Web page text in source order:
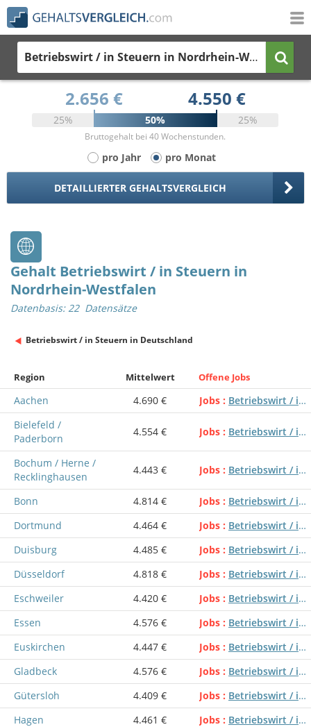
Betriebswirt / in Steuern in Nordrhein-Westfalen
2.656 € 4.550 €
25% 50% 25%
Bruttogehalt bei 40 Wochenstunden.
pro Jahr pro Monat
DETAILLIERTER GEHALTSVERGLEICH
Gehalt Betriebswirt / in Steuern in
Nordrhein-Westfalen
Datenbasis: 22 Datensätze
Betriebswirt / in Steuern in Deutschland
Region Mittelwert Offene Jobs
Aachen 4.690 € Jobs
Betriebswirt / in Steuern
Bielefeld /
Paderborn
4.554 € Jobs Betriebswirt / in Steuern
Bochum / Herne /
Recklinghausen
4.443 € Jobs Betriebswirt / in Steuern
Bonn 4.814 € Jobs
Betriebswirt / in Steuern
Dortmund
4.464 € Jobs
Betriebswirt / in Steuern
Duisburg
4.485 € Jobs
Betriebswirt / in Steuern
Düsseldorf
4.818 € Jobs
Betriebswirt / in Steuern
Eschweiler
4.420 € Jobs
Betriebswirt / in Steuern
Essen
4.576 € Jobs
Betriebswirt / in Steuern
Euskirchen
4.447 € Jobs
Betriebswirt / in Steuern
Gladbeck
4.576 € Jobs
Betriebswirt / in Steuern
Gütersloh
4.409 € Jobs
Betriebswirt / in Steuern
Hagen
4.461 € Jobs
Betriebswirt / in Steuern